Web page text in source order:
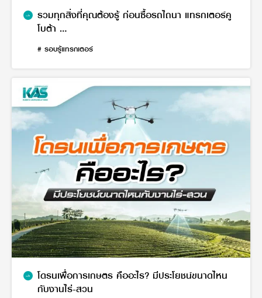
รวมทุกสิ่งที่คุณต้องรู้ ก่อนซื้อรถไถนา แทรกเตอร์คู
โบต้า
ปี 2567
# รอบรู้แทรกเตอร์
โดรนเพื่อการเกษตร คืออะไร? มีประโยชน์ขนาดไหน
กับงานไร่-สวน